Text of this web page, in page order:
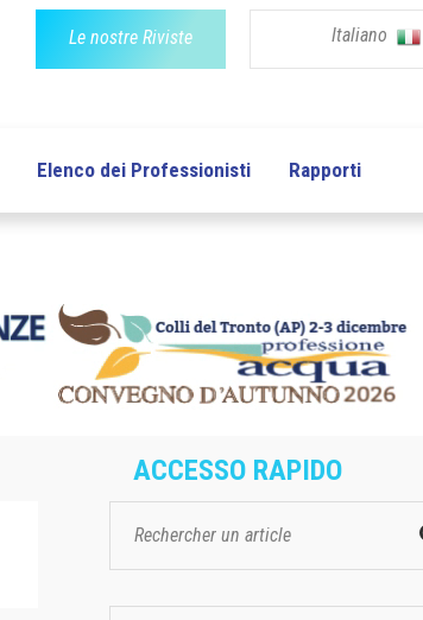
Le nostre Riviste Italiano
Elenco dei Professionisti Rapporti
ACCESSO RAPIDO